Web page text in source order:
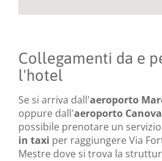
Collegamenti da e
l'hotel
Se si arriva dall'aeroporto
oppure dall'aeroporto
possibile prenotare un
in taxi per raggiungere Via
Mestre dove si trova la